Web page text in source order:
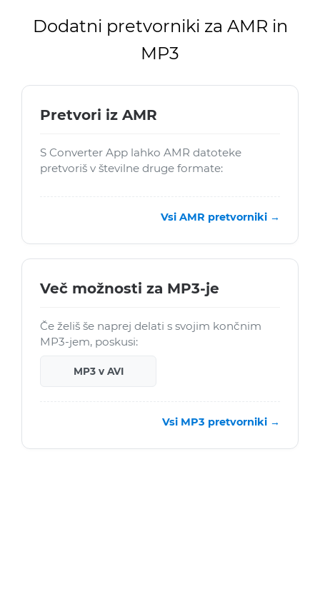
Dodatni pretvorniki za AMR in
MP3
Pretvori iz AMR
S Converter App lahko AMR datoteke
pretvoriš v številne druge formate:
Vsi AMR pretvorniki →
Več možnosti za MP3-je
Če želiš še naprej delati s svojim končnim
MP3-jem, poskusi:
MP3 v AVI
Vsi MP3 pretvorniki →